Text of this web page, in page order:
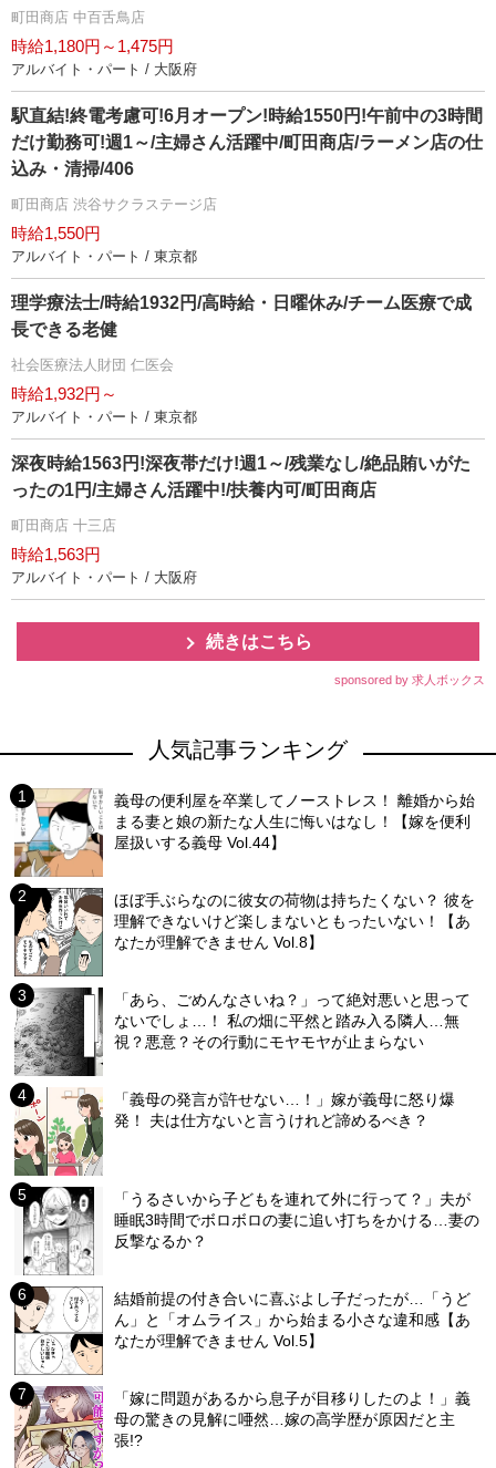
町田商店 中百舌鳥店
時給1,180円～1,475円
アルバイト・パート / 大阪府
駅直結!終電考慮可!6月オープン!時給1550円!午前中の3時間
だけ勤務可!週1～/主婦さん活躍中/町田商店/ラーメン店の仕
込み・清掃/406
町田商店 渋谷サクラステージ店
時給1,550円
アルバイト・パート / 東京都
理学療法士/時給1932円/高時給・日曜休み/チーム医療で成
長できる老健
社会医療法人財団 仁医会
時給1,932円～
アルバイト・パート / 東京都
深夜時給1563円!深夜帯だけ!週1～/残業なし/絶品賄いがた
ったの1円/主婦さん活躍中!/扶養内可/町田商店
町田商店 十三店
時給1,563円
アルバイト・パート / 大阪府
続きはこちら
sponsored by 求人ボックス
人気記事ランキング
義母の便利屋を卒業してノーストレス！ 離婚から始
まる妻と娘の新たな人生に悔いはなし！【嫁を便利
屋扱いする義母 Vol.44】
ほぼ手ぶらなのに彼女の荷物は持ちたくない？ 彼を
理解できないけど楽しまないともったいない！【あ
なたが理解できません Vol.8】
「あら、ごめんなさいね？」って絶対悪いと思って
ないでしょ…！ 私の畑に平然と踏み入る隣人…無
視？悪意？その行動にモヤモヤが止まらない
「義母の発言が許せない…！」嫁が義母に怒り爆
発！ 夫は仕方ないと言うけれど諦めるべき？
「うるさいから子どもを連れて外に行って？」夫が
睡眠3時間でボロボロの妻に追い打ちをかける…妻の
反撃なるか？
結婚前提の付き合いに喜ぶよし子だったが…「うど
ん」と「オムライス」から始まる小さな違和感【あ
なたが理解できません Vol.5】
「嫁に問題があるから息子が目移りしたのよ！」義
母の驚きの見解に唖然…嫁の高学歴が原因だと主
張!?